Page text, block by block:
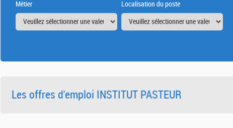
Métier Localisation du poste
Les offres d'emploi INSTITUT PASTEUR